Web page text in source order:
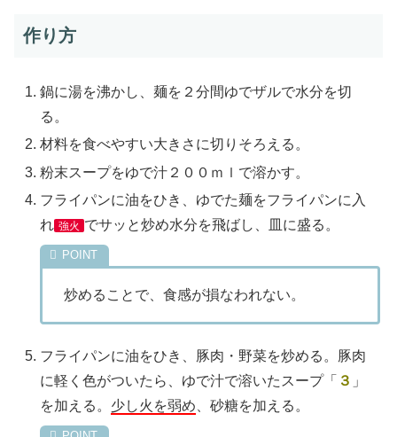
作り方
鍋に湯を沸かし、麺を２分間ゆでザルで水分を切
る。
材料を食べやすい大きさに切りそろえる。
粉末スープをゆで汁２００ｍｌで溶かす。
フライパンに油をひき、ゆでた麺をフライパンに入
れ 強火 でサッと炒め水分を飛ばし、皿に盛る。
炒めることで、食感が損なわれない。
フライパンに油をひき、豚肉・野菜を炒める。豚肉
に軽く色がついたら、ゆで汁で溶いたスープ「 ３ 」
を加える。 少し火を弱め 、砂糖を加える。